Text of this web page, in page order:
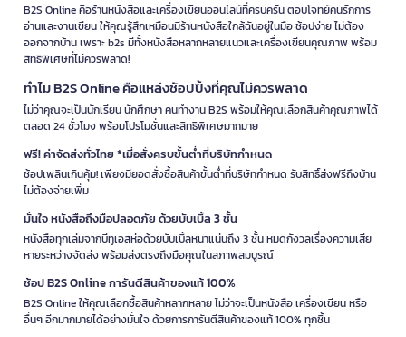
B2S Online คือร้านหนังสือและเครื่องเขียนออนไลน์ที่ครบครัน ตอบโจทย์คนรักการ
อ่านและงานเขียน ให้คุณรู้สึกเหมือนมีร้านหนังสือใกล้ฉันอยู่ในมือ ช้อปง่าย ไม่ต้อง
ออกจากบ้าน เพราะ b2s มีทั้งหนังสือหลากหลายแนวและเครื่องเขียนคุณภาพ พร้อม
สิทธิพิเศษที่ไม่ควรพลาด!
ทำไม B2S Online คือแหล่งช้อปปิ้งที่คุณไม่ควรพลาด
ไม่ว่าคุณจะเป็นนักเรียน นักศึกษา คนทำงาน B2S พร้อมให้คุณเลือกสินค้าคุณภาพได้
ตลอด 24 ชั่วโมง พร้อมโปรโมชั่นและสิทธิพิเศษมากมาย
ฟรี! ค่าจัดส่งทั่วไทย *เมื่อสั่งครบขั้นต่ำที่บริษัทกำหนด
ช้อปเพลินเกินคุ้ม! เพียงมียอดสั่งซื้อสินค้าขั้นต่ำที่บริษัทกำหนด รับสิทธิ์ส่งฟรีถึงบ้าน
ไม่ต้องจ่ายเพิ่ม
มั่นใจ หนังสือถึงมือปลอดภัย ด้วยบับเบิ้ล 3 ชั้น
หนังสือทุกเล่มจากบีทูเอสห่อด้วยบับเบิ้ลหนาแน่นถึง 3 ชั้น หมดกังวลเรื่องความเสีย
หายระหว่างจัดส่ง พร้อมส่งตรงถึงมือคุณในสภาพสมบูรณ์
ช้อป B2S Online การันตีสินค้าของแท้ 100%
B2S Online ให้คุณเลือกซื้อสินค้าหลากหลาย ไม่ว่าจะเป็นหนังสือ เครื่องเขียน หรือ
อื่นๆ อีกมากมายได้อย่างมั่นใจ ด้วยการการันตีสินค้าของแท้ 100% ทุกชิ้น